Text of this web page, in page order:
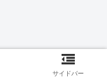
サイドバー